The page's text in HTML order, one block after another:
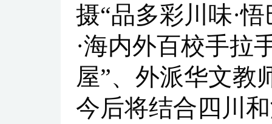
摄“品多彩川味·
·海内外百校手拉
屋”、外派华文教
今后将结合四川